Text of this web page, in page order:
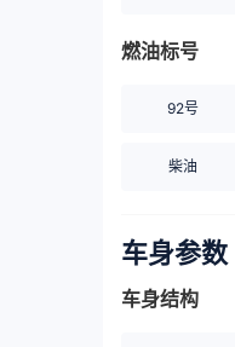
燃油标号
92号
柴油
车身参数
车身结构